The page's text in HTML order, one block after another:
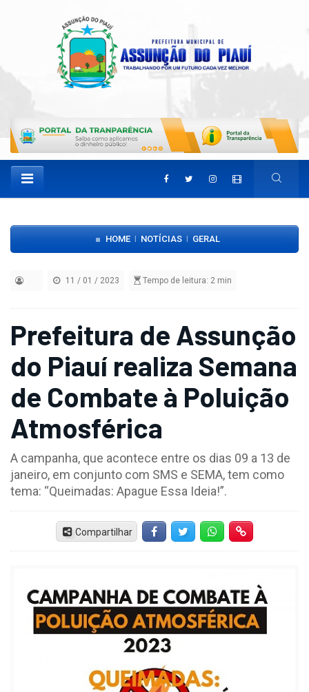
HOME NOTÍCIAS GERAL
11 / 01 / 2023 Tempo de leitura: 2 min
Prefeitura de Assunção
do Piauí realiza Semana
de Combate à Poluição
Atmosférica
A campanha, que acontece entre os dias 09 a 13 de
janeiro, em conjunto com SMS e SEMA, tem como
tema: “Queimadas: Apague Essa Ideia!”.
Compartilhar FacebookTwitter Whatsapp